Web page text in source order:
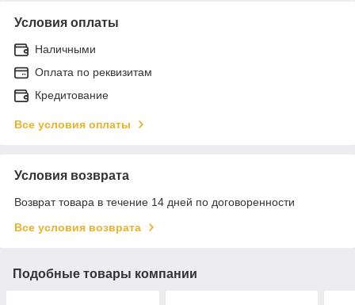
Условия оплаты
Наличными
Оплата по реквизитам
Кредитование
Все условия оплаты
Условия возврата
Возврат товара в течение 14 дней по договоренности
Все условия возврата
Подобные товары компании